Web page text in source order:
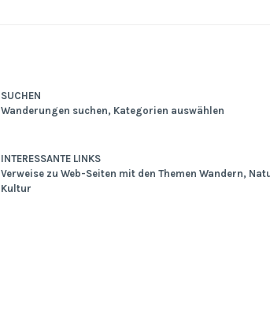
SUCHEN
Wanderungen suchen, Kategorien auswählen
INTERESSANTE LINKS
Verweise zu Web-Seiten mit den Themen Wandern,
Kultur